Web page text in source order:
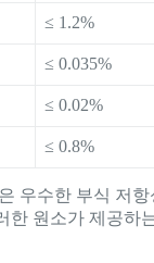
≤ 1.2%
≤ 0.035%
≤ 0.02%
≤ 0.8%
우수한 부식 저
원소가 제공하